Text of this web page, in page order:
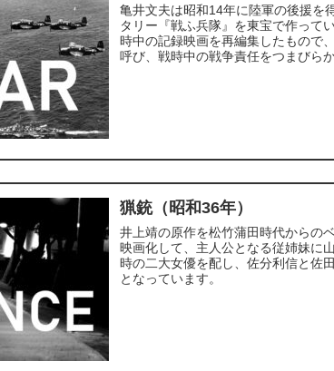
亀井文夫は昭和14年に陸軍の後援を
タリー『戦ふ兵隊』を東宝で作って
時中の記録映画を再編集したもので
呼び、戦時中の戦争責任をつまびら
猟銃（昭和36年）
井上靖の原作を松竹蒲田時代からの
映画化して、主人公となる従姉妹に
時の二大女優を配し、佐分利信と佐
となっています。